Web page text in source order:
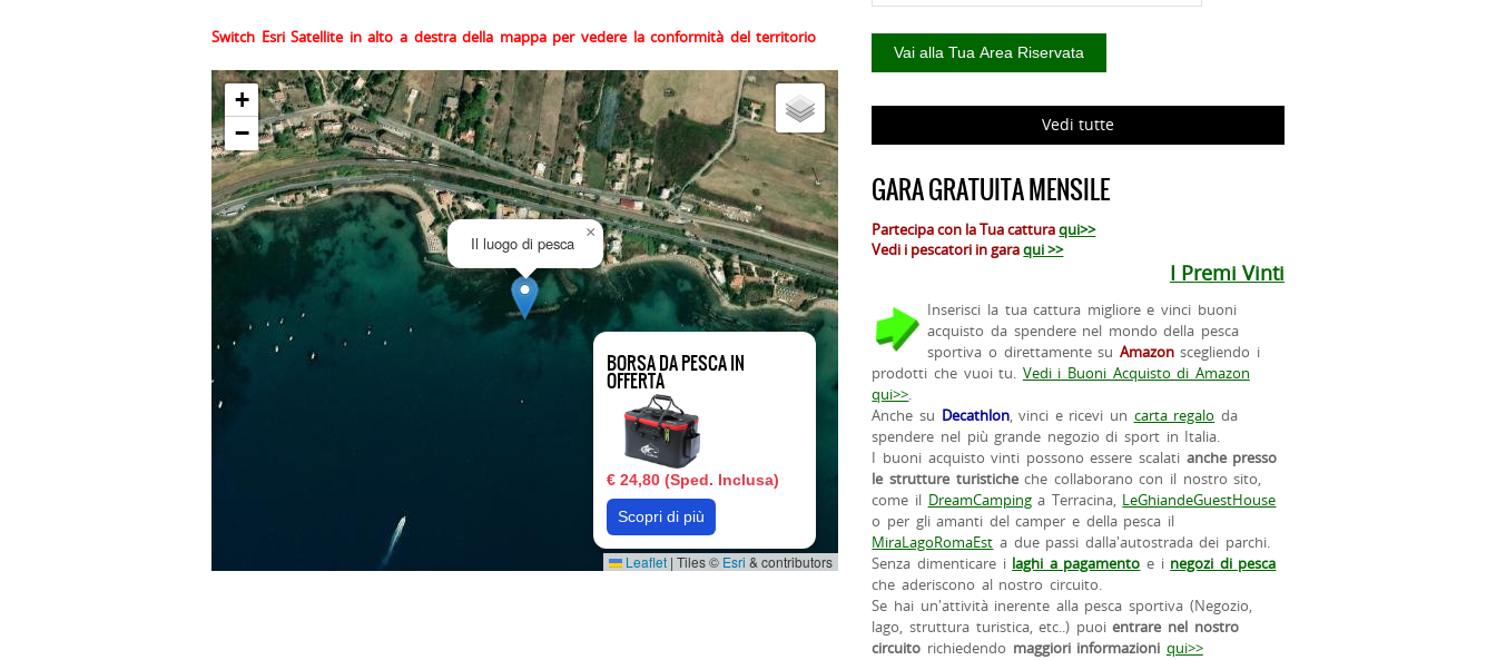
Switch Esri Satellite in alto a destra della mappa per vedere la conformità del territorio
BORSA DA PESCA IN
OFFERTA
€ 24,80 (Sped. Inclusa)
Scopri di più
Il luogo di pesca
×
+
−
Leaflet | Tiles © Esri & contributors
Vedi tutte
GARA GRATUITA MENSILE
Partecipa con la Tua catturaqui>>
Vedi i pescatori in garaqui >>
I Premi Vinti
Inserisci la tua cattura migliore e vinci buoni
acquisto da spendere nel mondo della pesca
sportiva o direttamente su Amazonscegliendo i
prodotti che vuoi tu. Vedi i Buoni Acquisto di Amazon
qui>>.
Anche su Decathlon, vinci e ricevi un carta regalo da
spendere nel più grande negozio di sport in Italia.
I buoni acquisto vinti possono essere scalati anche presso
le strutture turisticheche collaborano con il nostro sito,
come il DreamCampinga Terracina, LeGhiandeGuestHouse
o per gli amanti del camper e della pesca il
MiraLagoRomaEst a due passi dalla'autostrada dei parchi.
Senza dimenticare i laghi a pagamento e i negozi di pesca
che aderiscono al nostro circuito.
Se hai un'attività inerente alla pesca sportiva (Negozio,
lago, struttura turistica, etc..) puoientrare nel nostro
circuito richiedendo maggiori informazioni qui>>